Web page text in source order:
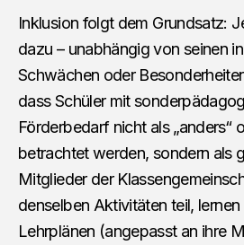
Inklusion folgt dem Grundsatz:
dazu – unabhängig von seinen
Schwächen oder
dass Schüler mit
Förderbedarf nicht als „anders“
betrachtet werden, sondern als
Mitglieder der
denselben Aktivitäten teil,
Lehrplänen (angepasst an ihre